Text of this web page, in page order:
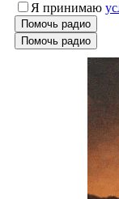
Я принимаю
Помочь радио
Помочь радио